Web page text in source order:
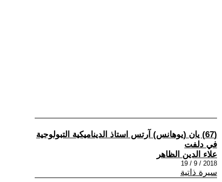
(67) يان (يوهانس) آرتس استاذ الديناميكية التبولوجية
في دلفت
علاء الدين الظاهر
2018 / 9 / 19
سيرة ذاتية